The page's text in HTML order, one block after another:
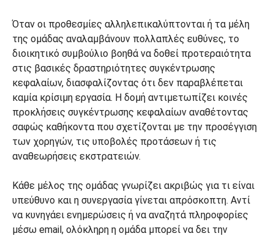
Όταν οι προθεσμίες αλληλεπικαλύπτονται ή τα μέλη
της ομάδας αναλαμβάνουν πολλαπλές ευθύνες, το
διοικητικό συμβούλιο βοηθά να δοθεί προτεραιότητα
στις βασικές δραστηριότητες συγκέντρωσης
κεφαλαίων, διασφαλίζοντας ότι δεν παραβλέπεται
καμία κρίσιμη εργασία. Η δομή αντιμετωπίζει κοινές
προκλήσεις συγκέντρωσης κεφαλαίων αναθέτοντας
σαφώς καθήκοντα που σχετίζονται με την προσέγγιση
των χορηγών, τις υποβολές προτάσεων ή τις
αναθεωρήσεις εκστρατειών.
Κάθε μέλος της ομάδας γνωρίζει ακριβώς για τι είναι
υπεύθυνο και η συνεργασία γίνεται απρόσκοπτη. Αντί
να κυνηγάει ενημερώσεις ή να αναζητά πληροφορίες
μέσω email, ολόκληρη η ομάδα μπορεί να δει την